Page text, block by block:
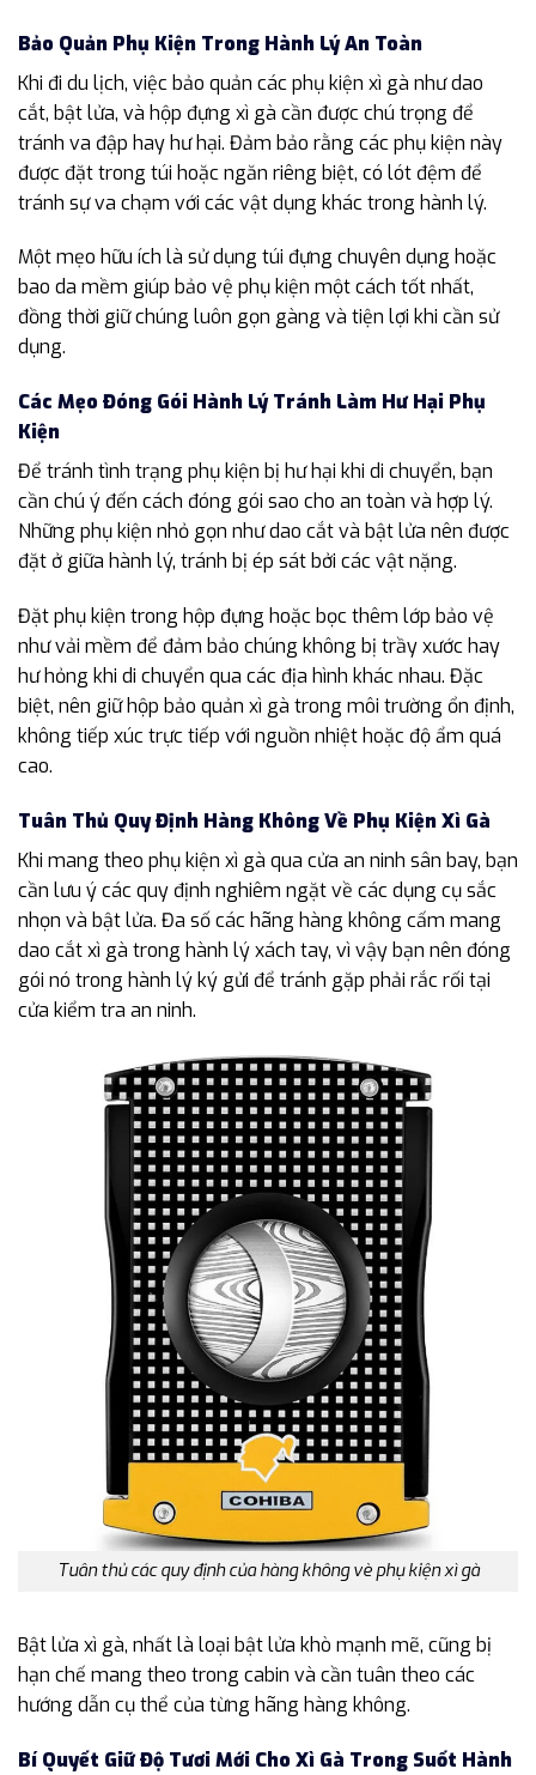
Bảo Quản Phụ Kiện Trong Hành Lý An Toàn
Khi đi du lịch, việc bảo quản các phụ kiện xì gà như dao
cắt, bật lửa, và hộp đựng xì gà cần được chú trọng để
tránh va đập hay hư hại. Đảm bảo rằng các phụ kiện này
được đặt trong túi hoặc ngăn riêng biệt, có lót đệm để
tránh sự va chạm với các vật dụng khác trong hành lý.
Một mẹo hữu ích là sử dụng túi đựng chuyên dụng hoặc
bao da mềm giúp bảo vệ phụ kiện một cách tốt nhất,
đồng thời giữ chúng luôn gọn gàng và tiện lợi khi cần sử
dụng.
Các Mẹo Đóng Gói Hành Lý Tránh Làm Hư Hại Phụ
Kiện
Để tránh tình trạng phụ kiện bị hư hại khi di chuyển, bạn
cần chú ý đến cách đóng gói sao cho an toàn và hợp lý.
Những phụ kiện nhỏ gọn như dao cắt và bật lửa nên được
đặt ở giữa hành lý, tránh bị ép sát bởi các vật nặng.
Đặt phụ kiện trong hộp đựng hoặc bọc thêm lớp bảo vệ
như vải mềm để đảm bảo chúng không bị trầy xước hay
hư hỏng khi di chuyển qua các địa hình khác nhau. Đặc
biệt, nên giữ hộp bảo quản xì gà trong môi trường ổn định,
không tiếp xúc trực tiếp với nguồn nhiệt hoặc độ ẩm quá
cao.
Tuân Thủ Quy Định Hàng Không Về Phụ Kiện Xì Gà
Khi mang theo phụ kiện xì gà qua cửa an ninh sân bay, bạn
cần lưu ý các quy định nghiêm ngặt về các dụng cụ sắc
nhọn và bật lửa. Đa số các hãng hàng không cấm mang
dao cắt xì gà trong hành lý xách tay, vì vậy bạn nên đóng
gói nó trong hành lý ký gửi để tránh gặp phải rắc rối tại
cửa kiểm tra an ninh.
Tuân thủ các quy định của hàng không vè phụ kiện xì gà
Bật lửa xì gà, nhất là loại bật lửa khò mạnh mẽ, cũng bị
hạn chế mang theo trong cabin và cần tuân theo các
hướng dẫn cụ thể của từng hãng hàng không.
Bí Quyết Giữ Độ Tươi Mới Cho Xì Gà Trong Suốt Hành